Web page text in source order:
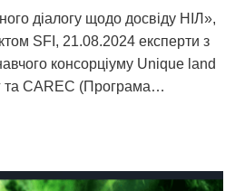
діалогу щодо досвіду НІЛ»,
SFI, 21.08.2024 експерти з
консорціуму Unique land
та CAREC (Програма…